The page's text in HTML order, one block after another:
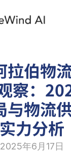
拉伯物
察：
与物流
实力分析
2025年6月17日